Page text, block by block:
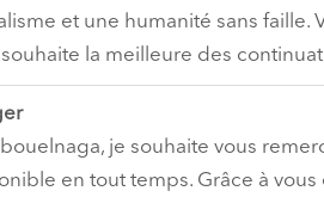
et une humanité sans faille.
la meilleure des
je souhaite vous
en tout temps. Grâce à